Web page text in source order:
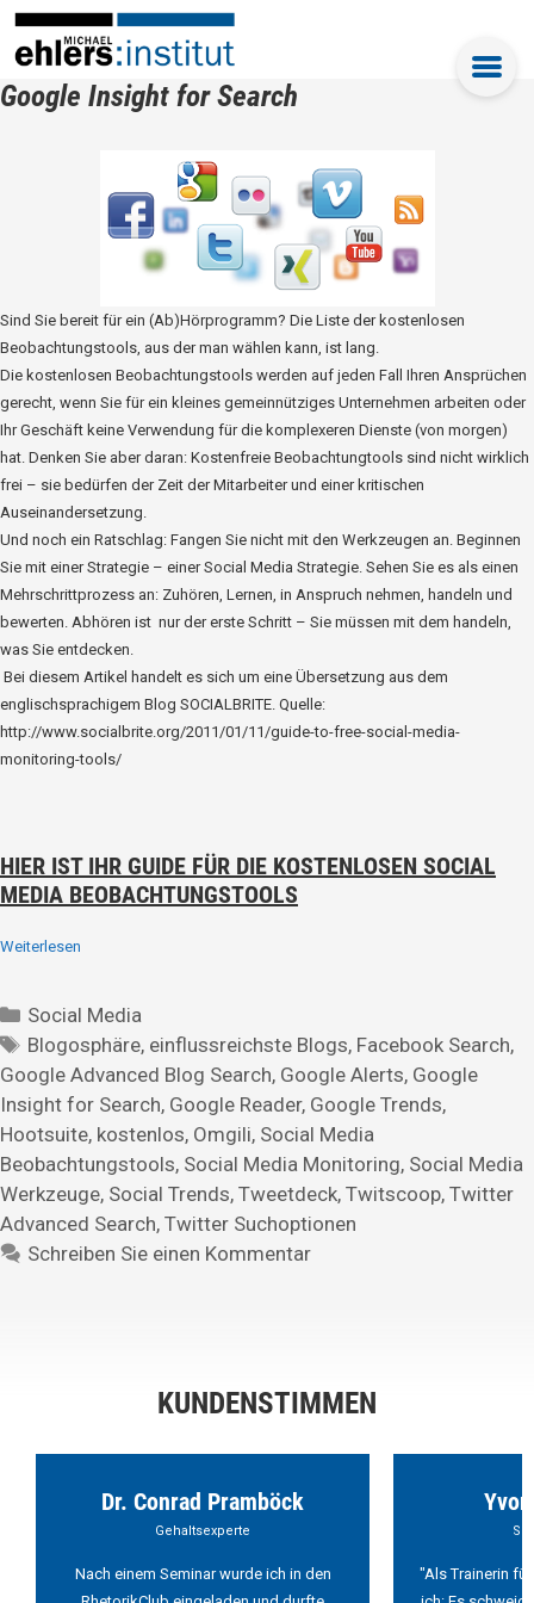
Google Insight for Search
Sind Sie bereit für ein (Ab)Hörprogramm? Die Liste der kostenlosen
Beobachtungstools, aus der man wählen kann, ist lang.
Die kostenlosen Beobachtungstools werden auf jeden Fall Ihren Ansprüchen
gerecht, wenn Sie für ein kleines gemeinnütziges Unternehmen arbeiten oder
Ihr Geschäft keine Verwendung für die komplexeren Dienste (von morgen)
hat. Denken Sie aber daran: Kostenfreie Beobachtungtools sind nicht wirklich
frei – sie bedürfen der Zeit der Mitarbeiter und einer kritischen
Auseinandersetzung.
Und noch ein Ratschlag: Fangen Sie nicht mit den Werkzeugen an. Beginnen
Sie mit einer Strategie – einer Social Media Strategie. Sehen Sie es als einen
Mehrschrittprozess an: Zuhören, Lernen, in Anspruch nehmen, handeln und
bewerten. Abhören ist nur der erste Schritt – Sie müssen mit dem handeln,
was Sie entdecken.
Bei diesem Artikel handelt es sich um eine Übersetzung aus dem
englischsprachigem Blog SOCIALBRITE. Quelle:
http://www.socialbrite.org/2011/01/11/guide-to-free-social-media-
monitoring-tools/
HIER IST IHR GUIDE FÜR DIE KOSTENLOSEN SOCIAL
MEDIA BEOBACHTUNGSTOOLS
Weiterlesen
Social Media
Blogosphäre, einflussreichste Blogs, Facebook Search,
Google Advanced Blog Search, Google Alerts, Google
Insight for Search, Google Reader, Google Trends,
Hootsuite, kostenlos, Omgili, Social Media
Beobachtungstools, Social Media Monitoring, Social Media
Werkzeuge, Social Trends, Tweetdeck, Twitscoop, Twitter
Advanced Search, Twitter Suchoptionen
Schreiben Sie einen Kommentar
KUNDENSTIMMEN
Dr. Conrad Pramböck
Gehaltsexperte
Nach einem Seminar wurde ich in den
"Als Trainerin